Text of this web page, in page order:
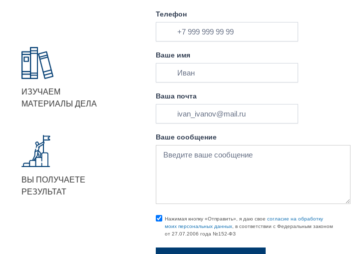
ИЗУЧАЕМ
МАТЕРИАЛЫ ДЕЛА
ВЫ ПОЛУЧАЕТЕ
РЕЗУЛЬТАТ
Телефон
Ваше имя
Ваша почта
Ваше сообщение
Нажимая кнопку «Отправить», я даю свое согласие на обработку
моих персональных данных , в соответствии с Федеральным законом
от 27.07.2006 года №152-ФЗ